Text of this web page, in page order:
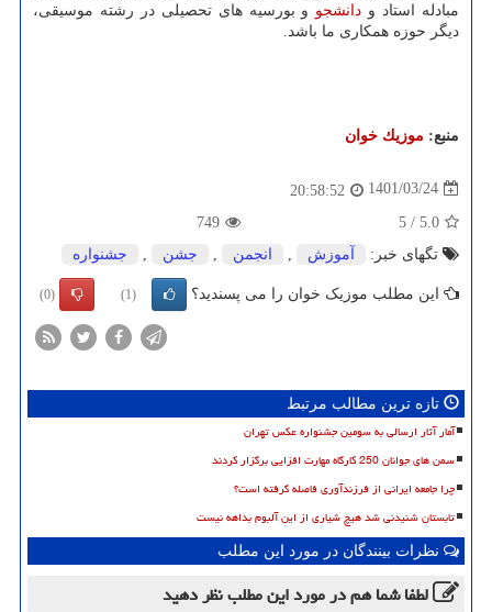
مبادله استاد و دانشجو و بورسیه های تحصیلی در رشته موسیقی،
دیگر حوزه همکاری ما باشد.
منبع: موزیك خوان
1401/03/24
20:58:52
5.0
/
5
749
تگهای خبر:
آموزش انجمن جشن جشنواره
این مطلب موزیک خوان را می پسندید؟ (1)
(0)
تازه ترین مطالب مرتبط
آمار آثار ارسالی به سومین جشنواره عکس تهران
سمن های جوانان 250 کارگاه مهارت افزایی برگزار کردند
چرا جامعه ایرانی از فرزندآوری فاصله گرفته است؟
تابستان شنیدنی شد هیچ شیاری از این آلبوم بداهه نیست
نظرات بینندگان در مورد این مطلب
لطفا شما همدر مورد این مطلبنظر دهید